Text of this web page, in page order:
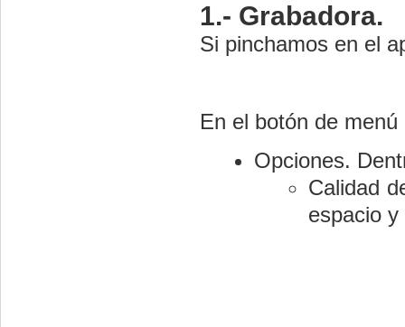
1.- Grabadora.
Si pinchamos en el
En el botón de
Opciones.
Calidad
espacio